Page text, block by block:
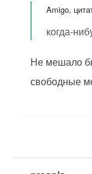
Amigo,
когда-
Не мешало
свободные